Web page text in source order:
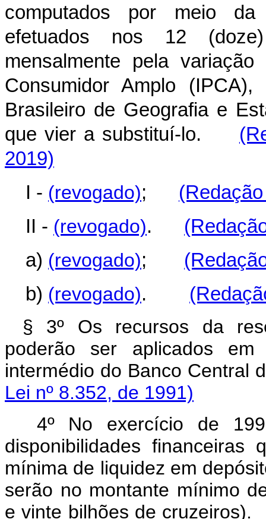
computados por meio
efetuados nos 12
mensalmente pela
Consumidor Amplo
Brasileiro de Geografia e
que vier a substituí-lo.
2019)
I - (revogado);
II - (revogado).
a) (revogado);
b) (revogado).
§ 3º Os recursos da
poderão ser aplicados
intermédio do Banco
Lei nº 8.352, de 1991)
4º No exercício de
disponibilidades
mínima de liquidez em
serão no montante mínimo
e vinte bilhões de